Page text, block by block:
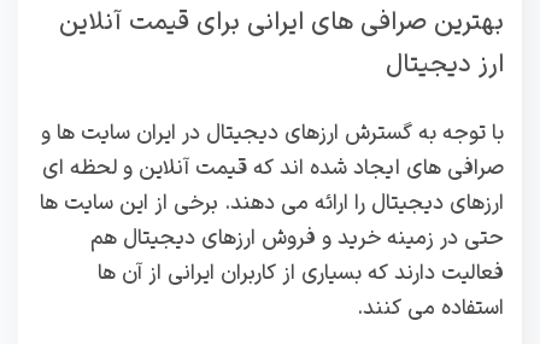
بهترین صرافی های ایرانی برای قیمت آنلاین
ارز دیجیتال
با توجه به گسترش ارزهای دیجیتال در ایران سایت ها و
صرافی های ایجاد شده اند که قیمت آنلاین و لحظه ای
ارزهای دیجیتال را ارائه می دهند. برخی از این سایت ها
حتی در زمینه خرید و فروش ارزهای دیجیتال هم
فعالیت دارند که بسیاری از کاربران ایرانی از آن ها
استفاده می کنند.